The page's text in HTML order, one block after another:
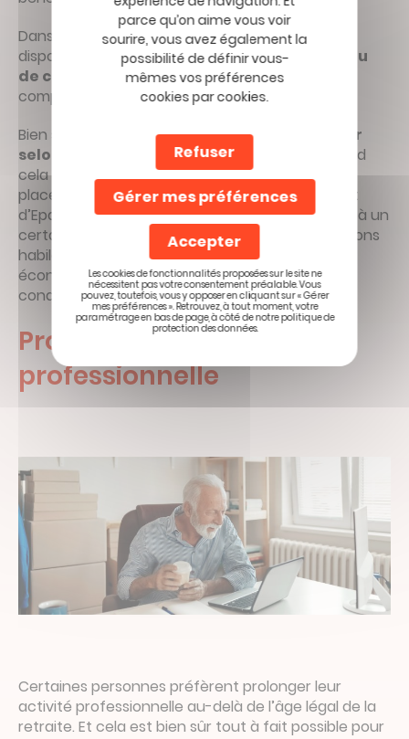
Dans les deux cas, les sommes investies sont
disponibles à la retraitesous forme de rente ou
de capital
, offrant une source de revenus
complémentaires.
Bien sûr,
d’autres placements sont à étudier
selon votre situation. L’important étant, quand
cela est possible, là encore, de diversifier ses
placements. C’est ainsi que le Livret A et le Livret
d’Epargne Populaire (LEP) lequel est conditionné à un
certain montant de revenus, sont aussi des façons
habiles et complémentaires de placer ses
économies. Mais, dans le cas de la retraite, à
condition de ne pas y toucher d’ici là.
Prolonger une activité
professionnelle
Certaines personnes préfèrent prolonger leur
activité professionnelle au-delà de l’âge légal de la
retraite. Et cela est bien sûr tout à fait possible pour
parce qu’on aime vous voir
sourire, vous avez également la
possibilité de définir vous-
mêmes vos préférences
cookies par cookies.
Refuser
Gérer mes préférences
Accepter
Les cookies de fonctionnalités proposées sur le site ne
nécessitent pas votre consentement préalable. Vous
pouvez, toutefois, vous y opposer en cliquant sur « Gérer
mes préférences ». Retrouvez, à tout moment, votre
paramétrage en bas de page, à côté de notre politique de
protection des données.